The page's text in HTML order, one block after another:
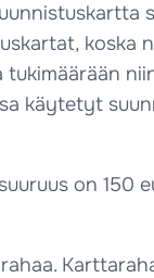
koska
käytetyt
on 150